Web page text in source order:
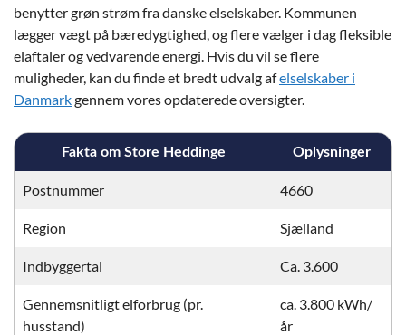
benytter grøn strøm fra danske elselskaber. Kommunen
lægger vægt på bæredygtighed, og flere vælger i dag fleksible
elaftaler og vedvarende energi. Hvis du vil se flere
muligheder, kan du finde et bredt udvalg afelselskaber i
Danmarkgennem vores opdaterede oversigter.
Fakta om Store Heddinge Oplysninger
Postnummer 4660
Region Sjælland
Indbyggertal Ca. 3.600
Gennemsnitligt elforbrug (pr.
husstand)
ca. 3.800 kWh/
år